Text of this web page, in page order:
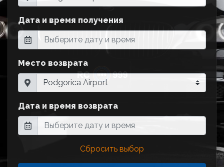
Дата и время получения
Место возврата
Дата и время возврата
Сбросить выбор